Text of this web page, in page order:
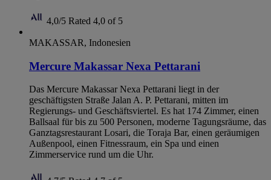
4,0/5 Rated 4,0 of 5
MAKASSAR, Indonesien
Mercure Makassar Nexa Pettarani
Das Mercure Makassar Nexa Pettarani liegt in der
geschäftigsten Straße Jalan A. P. Pettarani, mitten im
Regierungs- und Geschäftsviertel. Es hat 174 Zimmer, einen
Ballsaal für bis zu 500 Personen, moderne Tagungsräume, das
Ganztagsrestaurant Losari, die Toraja Bar, einen geräumigen
Außenpool, einen Fitnessraum, ein Spa und einen
Zimmerservice rund um die Uhr.